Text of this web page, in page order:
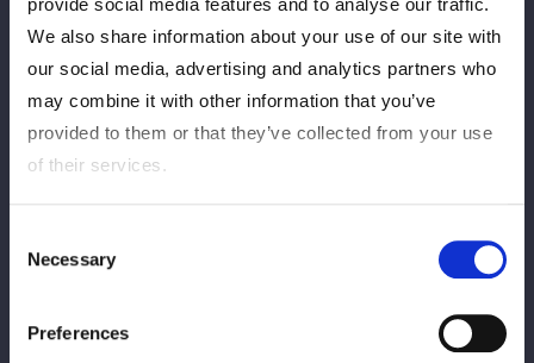
provide social media features and to analyse our traffic.
We also share information about your use of our site with
our social media, advertising and analytics partners who
may combine it with other information that you’ve
provided to them or that they’ve collected from your use
of their services.
Selection
Necessary
Preferences
大会出場がない選手の情報はこちら
をご確認お願いいたしま
す。
「STARDOM GW TOUR 2026 in TAKAMATSU」
HANAKO＆儛島エマvs琉悪夏＆稲葉あずさ